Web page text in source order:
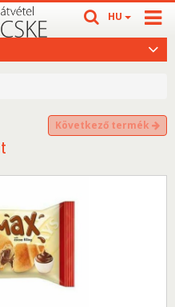
HU
Következő termék